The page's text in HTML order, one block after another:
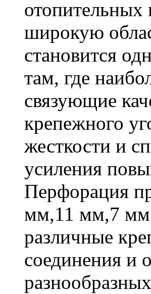
широкую
становится
там, где
связующие
крепежного
жесткости и
усиления
Перфорация
мм,11 мм,7 мм
различные
соединения и